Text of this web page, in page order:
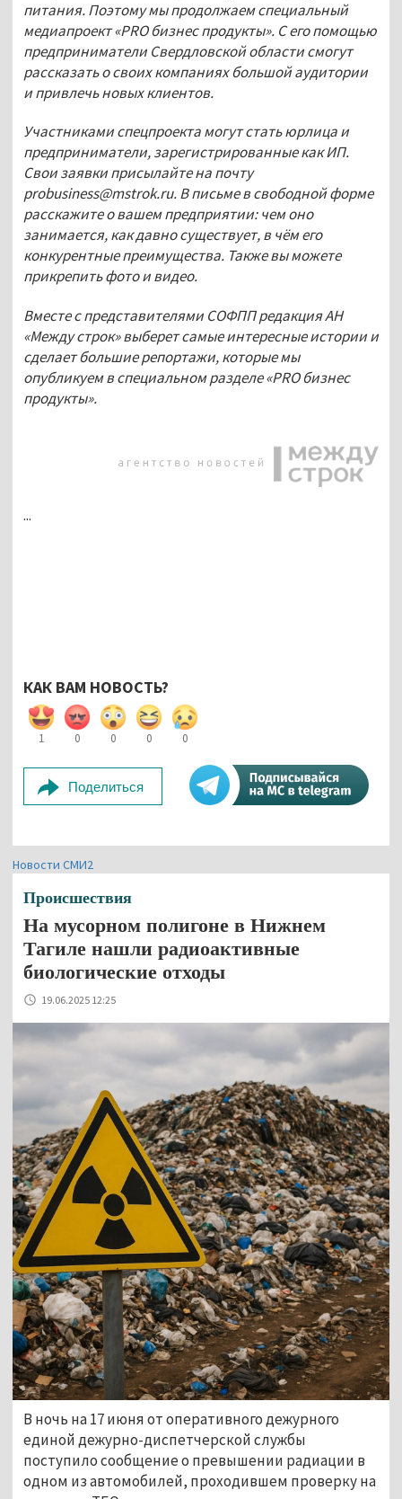
питания. Поэтому мы продолжаем специальный
медиапроект «PRO бизнес продукты». С его помощью
предприниматели Свердловской области смогут
рассказать о своих компаниях большой аудитории
и привлечь новых клиентов.
Участниками спецпроекта могут стать юрлица и
предприниматели, зарегистрированные как ИП.
Свои заявки присылайте на почту
probusiness@mstrok.ru. В письме в свободной форме
расскажите о вашем предприятии: чем оно
занимается, как давно существует, в чём его
конкурентные преимущества. Также вы можете
прикрепить фото и видео.
Вместе с представителями СОФПП редакция АН
«Между строк» выберет самые интересные истории и
сделает большие репортажи, которые мы
опубликуем в специальном разделе «PRO бизнес
продукты».
...
КАК ВАМ НОВОСТЬ?
1 0 0 0 0
Поделиться
Новости СМИ2
Происшествия
На мусорном полигоне в Нижнем
Тагиле нашли радиоактивные
биологические отходы
19.06.2025 12:25
В ночь на 17 июня от оперативного дежурного
единой дежурно-диспетчерской службы
поступило сообщение о превышении радиации в
одном из автомобилей, проходившем проверку на